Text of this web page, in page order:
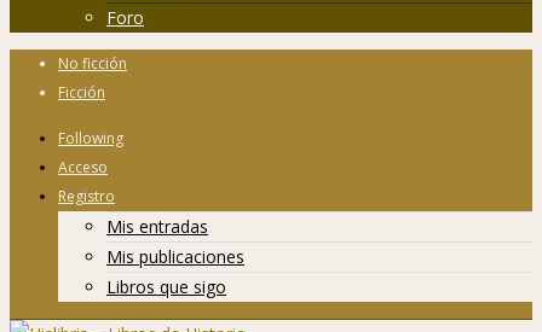
Foro
No ficción
Ficción
Following
Acceso
Registro
Mis entradas
Mis publicaciones
Libros que sigo